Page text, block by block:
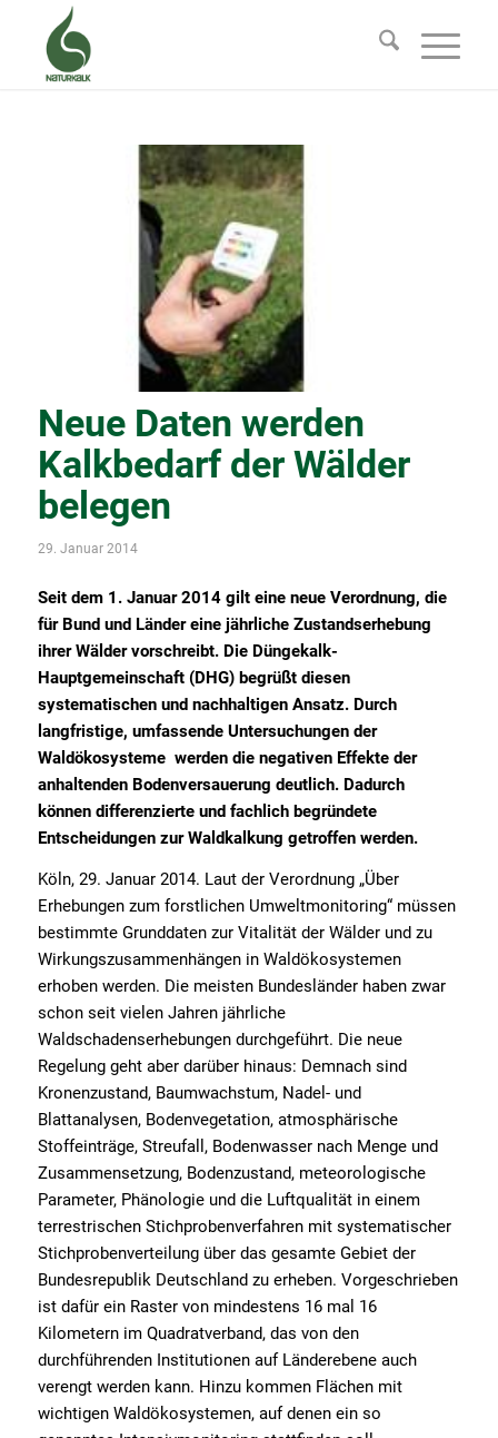
Neue Daten werden
Kalkbedarf der Wälder
belegen
29. Januar 2014
Seit dem 1. Januar 2014 gilt eine neue Verordnung, die
für Bund und Länder eine jährliche Zustandserhebung
ihrer Wälder vorschreibt. Die Düngekalk-
Hauptgemeinschaft (DHG) begrüßt diesen
systematischen und nachhaltigen Ansatz. Durch
langfristige, umfassende Untersuchungen der
Waldökosysteme werden die negativen Effekte der
anhaltenden Bodenversauerung deutlich. Dadurch
können differenzierte und fachlich begründete
Entscheidungen zur Waldkalkung getroffen werden.
Köln, 29. Januar 2014. Laut der Verordnung „Über
Erhebungen zum forstlichen Umweltmonitoring“ müssen
bestimmte Grunddaten zur Vitalität der Wälder und zu
Wirkungszusammenhängen in Waldökosystemen
erhoben werden. Die meisten Bundesländer haben zwar
schon seit vielen Jahren jährliche
Waldschadenserhebungen durchgeführt. Die neue
Regelung geht aber darüber hinaus: Demnach sind
Kronenzustand, Baumwachstum, Nadel- und
Blattanalysen, Bodenvegetation, atmosphärische
Stoffeinträge, Streufall, Bodenwasser nach Menge und
Zusammensetzung, Bodenzustand, meteorologische
Parameter, Phänologie und die Luftqualität in einem
terrestrischen Stichprobenverfahren mit systematischer
Stichprobenverteilung über das gesamte Gebiet der
Bundesrepublik Deutschland zu erheben. Vorgeschrieben
ist dafür ein Raster von mindestens 16 mal 16
Kilometern im Quadratverband, das von den
durchführenden Institutionen auf Länderebene auch
verengt werden kann. Hinzu kommen Flächen mit
wichtigen Waldökosystemen, auf denen ein so